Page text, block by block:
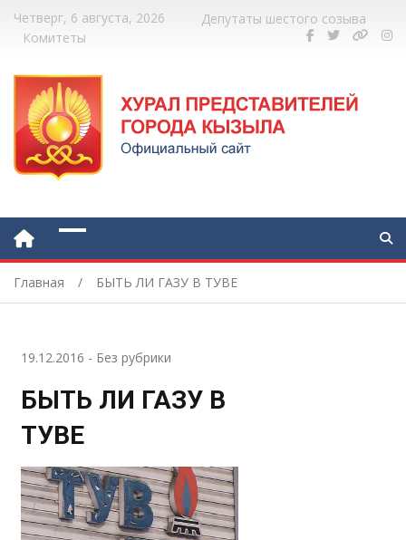
Четверг, 6 августа, 2026
Депутаты шестого созыва
Комитеты
Главная БЫТЬ ЛИ ГАЗУ В ТУВЕ
19.12.2016 - Без рубрики
БЫТЬ ЛИ ГАЗУ В
ТУВЕ